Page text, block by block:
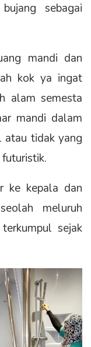
sebagai
mandi dan
kok ya ingat
alam semesta
mandi dalam
atau tidak yang
ke kepala dan
meluruh
sejak